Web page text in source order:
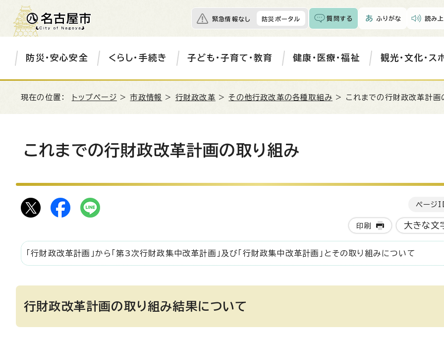
緊急情報なし 防災ポータル 質問する ふりがな 読み
防災・安心安全 くらし・手続き 子ども・子育て・教育 健康・医療・福祉 観光・文化・ス
現在の位置： トップページ >市政情報 > 行財政改革 >その他行政改革の各種取組み > これまでの行財政改革計画
これまでの行財政改革計画の取り組み
ページ
印刷 大きな文
「行財政改革計画」から「第3次行財政集中改革計画」及び「行財政集中改革計画」とその取り組みについて
行財政改革計画の取り組み結果について